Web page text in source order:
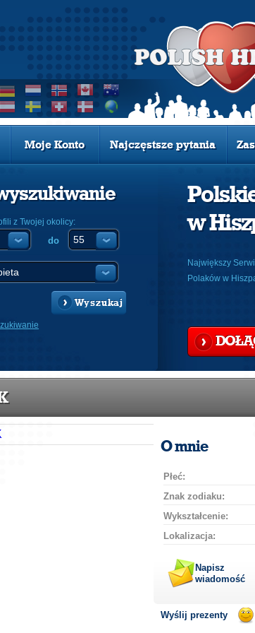
Moje Konto Najczęstsze pytania
z Twojej okolicy:
do
Wyszukaj
w
Największy
Polaków w
O mnie
Płeć:
Znak zodiaku:
Wykształcenie:
Lokalizacja:
Napisz
wiadomość
Wyślij prezenty